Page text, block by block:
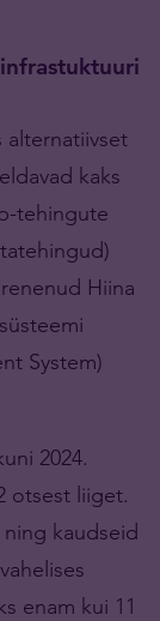
alternatiivset
kaks
tehingute
Hiina
System)
2024.
otsest liiget.
kaudseid
enam kui 11